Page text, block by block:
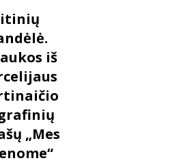
iš
„Mes